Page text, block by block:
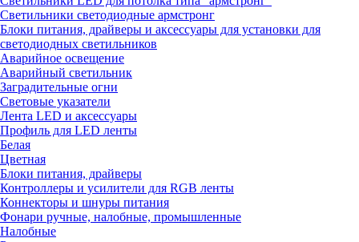
Светильники светодиодные армстронг
Блоки питания, драйверы и аксессуары для установки для
светодиодных светильников
Аварийное освещение
Аварийный светильник
Заградительные огни
Световые указатели
Лента LED и аксессуары
Профиль для LED ленты
Белая
Цветная
Блоки питания, драйверы
Контроллеры и усилители для RGB ленты
Коннекторы и шнуры питания
Фонари ручные, налобные, промышленные
Налобные